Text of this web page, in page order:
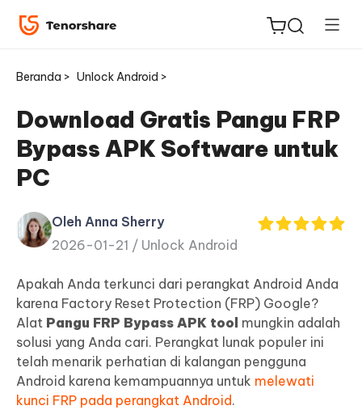
ReiBoot
untuk
iOS
Tenorshare
iAnyGo
Beranda > Unlock Android >
Download Gratis Pangu FRP
Bypass APK Software untuk
PC
Oleh Anna Sherry
2026-01-21 / Unlock Android
Apakah Anda terkunci dari perangkat Android Anda
karena Factory Reset Protection (FRP) Google?
Alat Pangu FRP Bypass APK tool mungkin adalah
solusi yang Anda cari. Perangkat lunak populer ini
telah menarik perhatian di kalangan pengguna
Android karena kemampuannya untuk melewati
kunci FRP pada perangkat Android.